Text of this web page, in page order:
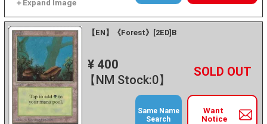
【EN】《Forest》[2ED]B
¥ 400
【NM Stock:0】
－ +
Want
Notice
Same Name
Search